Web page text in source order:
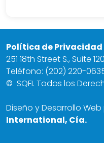
Política de Privacidad
251 18th Street S., Suite
Teléfono: (202) 220-
© SQFI. Todos los
Diseño y Desarrollo
International, Cía.